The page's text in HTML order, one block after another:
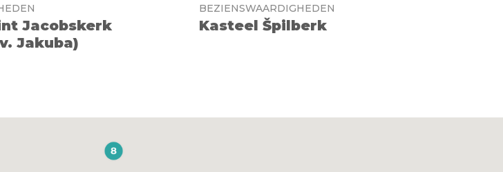
Jacobskerk
Jakuba)
BEZIENSWAARDIGHEDEN
Kasteel Špilberk